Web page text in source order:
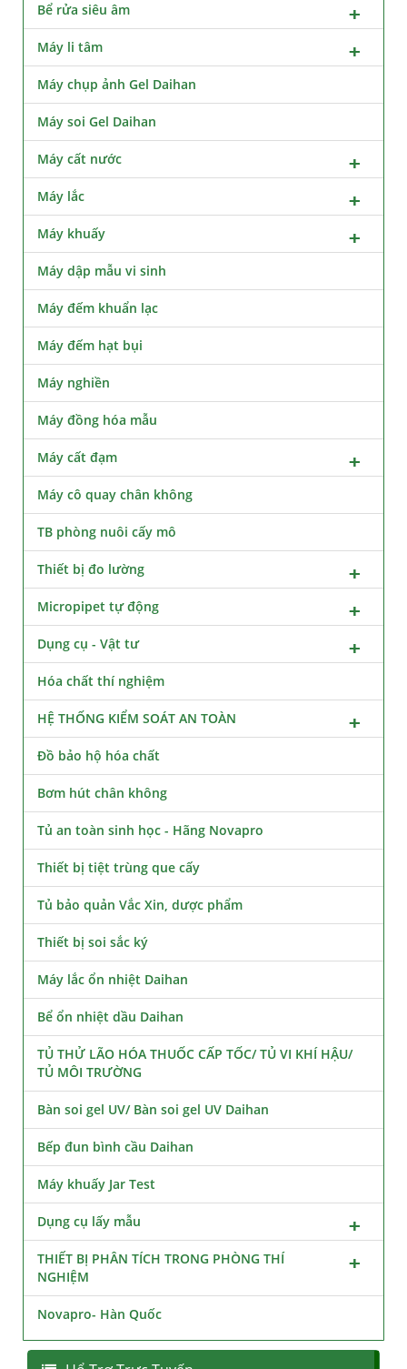
Bể rửa siêu âm
Máy li tâm
Máy chụp ảnh Gel Daihan
Máy soi Gel Daihan
Máy cất nước
Máy lắc
Máy khuấy
Máy dập mẫu vi sinh
Máy đếm khuẩn lạc
Máy đếm hạt bụi
Máy nghiền
Máy đồng hóa mẫu
Máy cất đạm
Máy cô quay chân không
TB phòng nuôi cấy mô
Thiết bị đo lường
Micropipet tự động
Dụng cụ - Vật tư
Hóa chất thí nghiệm
HỆ THỐNG KIỂM SOÁT AN TOÀN
Đồ bảo hộ hóa chất
Bơm hút chân không
Tủ an toàn sinh học - Hãng Novapro
Thiết bị tiệt trùng que cấy
Tủ bảo quản Vắc Xin, dược phẩm
Thiết bị soi sắc ký
Máy lắc ổn nhiệt Daihan
Bể ổn nhiệt dầu Daihan
TỦ THỬ LÃO HÓA THUỐC CẤP TỐC/ TỦ VI KHÍ HẬU/
TỦ MÔI TRƯỜNG
Bàn soi gel UV/ Bàn soi gel UV Daihan
Bếp đun bình cầu Daihan
Máy khuấy Jar Test
Dụng cụ lấy mẫu
THIẾT BỊ PHÂN TÍCH TRONG PHÒNG THÍ
NGHIỆM
Novapro- Hàn Quốc